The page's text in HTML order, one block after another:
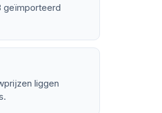
geïmporteerd
liggen